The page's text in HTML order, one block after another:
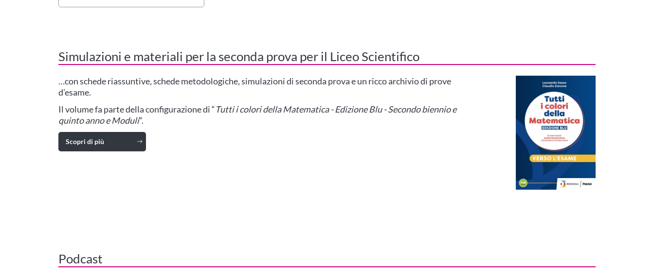
Simulazioni e materiali per la seconda prova per il Liceo Scientifico
…con schede riassuntive, schede metodologiche, simulazioni di seconda prova e un ricco archivio di prove
d’esame.
Il volume fa parte della configurazione di “Tutti i colori della Matematica - Edizione Blu - Secondo biennio e
quinto anno e Moduli”.
Scopri di più
Vai alla scheda libro di Tutti i Colori della Matematica - Edizione BLU - Secondo biennio e quinto anno e Moduli
Podcast